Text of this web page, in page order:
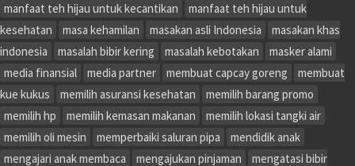
manfaat teh hijau untuk kecantikan
manfaat teh hijau untuk
kesehatan
masa kehamilan masakan asli Indonesia
masakan khas
indonesia
masalah bibir kering masalah kebotakan
masker alami
media finansial
media partner membuat capcay goreng
membuat
kue kukus
memilih asuransi kesehatan
memilih barang promo
memilih hp
memilih kemasan makanan
memilih lokasi tangki air
memilih oli mesin
memperbaiki saluran pipa
mendidik anak
mengajari anak membaca
mengajukan pinjaman mengatasi bibir